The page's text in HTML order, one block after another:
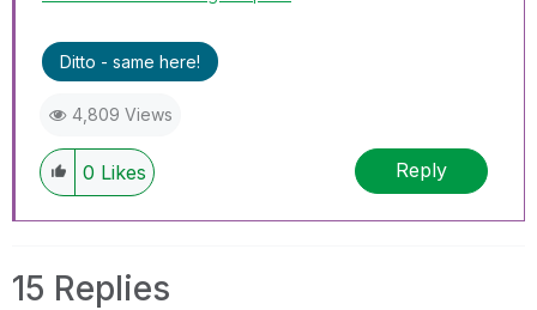
Ditto - same here!
4,809 Views
0 Likes Reply
15 Replies